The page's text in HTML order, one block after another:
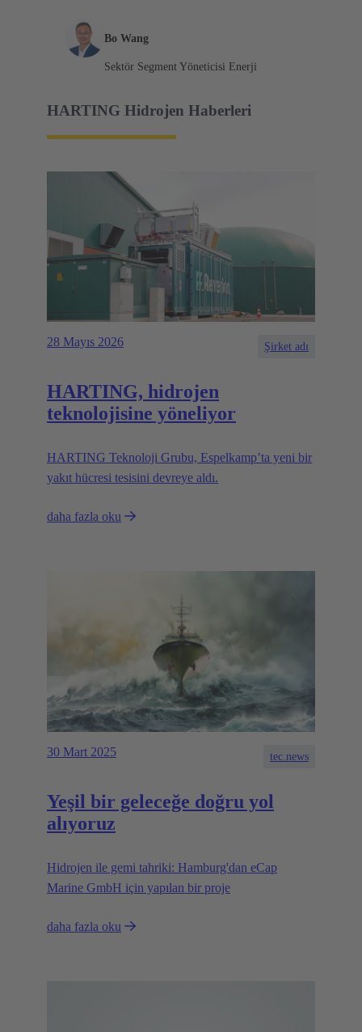
Bo Wang
Sektör Segment Yöneticisi Enerji
HARTING Hidrojen Haberleri
28 Mayıs 2026 Şirket adı
HARTING, hidrojen
teknolojisine yöneliyor
HARTING Teknoloji Grubu, Espelkamp’ta yeni bir
yakıt hücresi tesisini devreye aldı.
daha fazla oku
30 Mart 2025 tec.news
Yeşil bir geleceğe doğru yol
alıyoruz
Hidrojen ile gemi tahriki: Hamburg'dan eCap
Marine GmbH için yapılan bir proje
daha fazla oku